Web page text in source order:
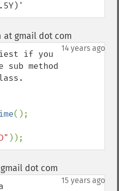
at gmail dot com
14 years ago
if you
method
));
dot com
15 years ago